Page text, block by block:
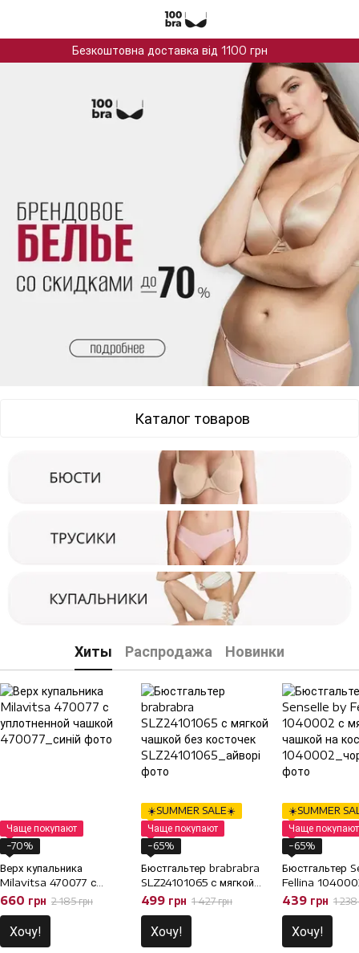
Безкоштовна доставка від 1100 грн
Каталог товаров
Хиты Распродажа Новинки
Чаще покупают
−70%
Верх купальника
Milavitsa 470077 с
уплотненной чашкой, 75E
660 грн 2 185 грн
Хочу!
☀️SUMMER SALE☀️
Чаще покупают
−65%
Бюстгальтер brabrabra
SLZ24101065 с мягкой
чашкой без косточек,
499 грн 1 427 грн
Хочу!
☀️SUMMER
Чаще покупают
−65%
Бюстгальтер
Fellina
чашкой на
439 грн 1 238
Хочу!